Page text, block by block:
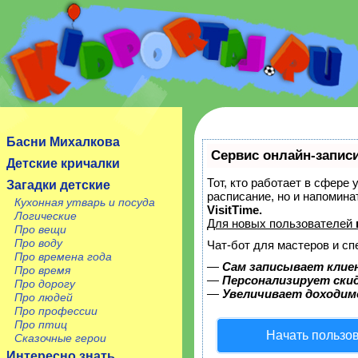
Сайт посвящен детям, их родителям, учителям и
Басни Михалкова
Детские кричалки
Загадки детские
Кухонная утварь и посуда
Логические
Про вещи
Про воду
Про времена года
Про время
Про дорогу
Про людей
Про профессии
Про птиц
Сказочные герои
Сервис онлайн-
Тот, кто работает в сфере
расписание, но и
VisitTime.
Для новых пользователей
Чат-бот для мастеров и
— Сам записывает
— Персонализирует
— Увеличивает
Начать